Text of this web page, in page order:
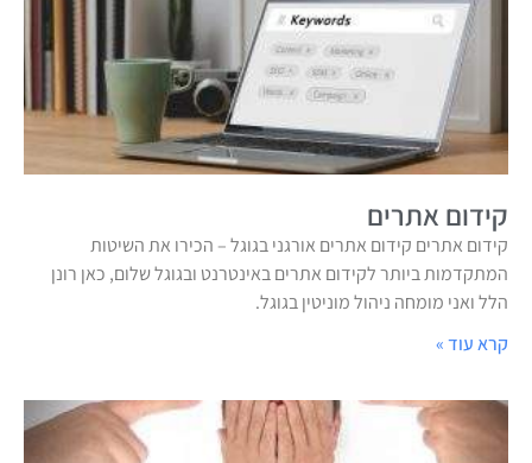
קידום אתרים
קידום אתרים קידום אתרים אורגני בגוגל – הכירו את השיטות
המתקדמות ביותר לקידום אתרים באינטרנט ובגוגל שלום, כאן רונן
הלל ואני מומחה ניהול מוניטין בגוגל.
קרא עוד »